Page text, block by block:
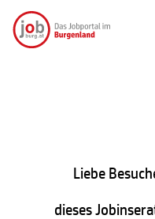
Liebe
dieses